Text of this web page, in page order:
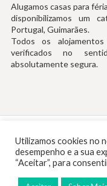
Alugamos casas para
disponibilizamos um
Portugal, Guimarães.
Todos os alojamentos
verificados no
absolutamente segura.
Tef: (+351)
Email:
Utilizamos cookies no
desempenho e a sua
“Aceitar”, para